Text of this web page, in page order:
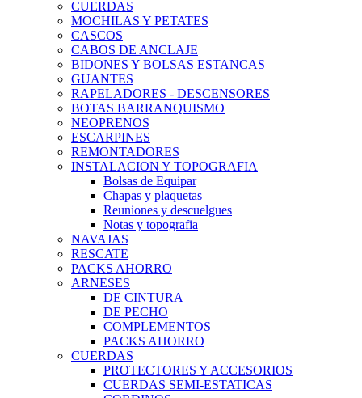
CUERDAS
MOCHILAS Y PETATES
CASCOS
CABOS DE ANCLAJE
BIDONES Y BOLSAS ESTANCAS
GUANTES
RAPELADORES - DESCENSORES
BOTAS BARRANQUISMO
NEOPRENOS
ESCARPINES
REMONTADORES
INSTALACION Y TOPOGRAFIA
Bolsas de Equipar
Chapas y plaquetas
Reuniones y descuelgues
Notas y topografia
NAVAJAS
RESCATE
PACKS AHORRO
ARNESES
DE CINTURA
DE PECHO
COMPLEMENTOS
PACKS AHORRO
CUERDAS
PROTECTORES Y ACCESORIOS
CUERDAS SEMI-ESTATICAS